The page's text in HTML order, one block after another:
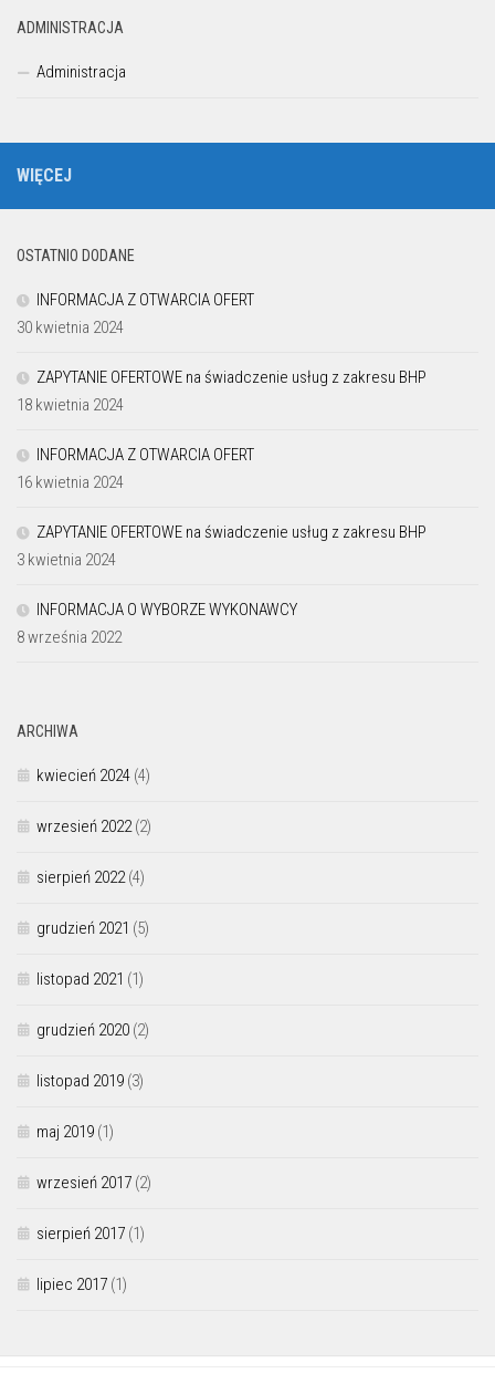
ADMINISTRACJA
Administracja
WIĘCEJ
OSTATNIO DODANE
INFORMACJA Z OTWARCIA OFERT
30 kwietnia 2024
ZAPYTANIE OFERTOWE na świadczenie usług z zakresu BHP
18 kwietnia 2024
INFORMACJA Z OTWARCIA OFERT
16 kwietnia 2024
ZAPYTANIE OFERTOWE na świadczenie usług z zakresu BHP
3 kwietnia 2024
INFORMACJA O WYBORZE WYKONAWCY
8 września 2022
ARCHIWA
kwiecień 2024 (4)
wrzesień 2022(2)
sierpień 2022(4)
grudzień 2021 (5)
listopad 2021 (1)
grudzień 2020 (2)
listopad 2019 (3)
maj 2019 (1)
wrzesień 2017 (2)
sierpień 2017 (1)
lipiec 2017 (1)